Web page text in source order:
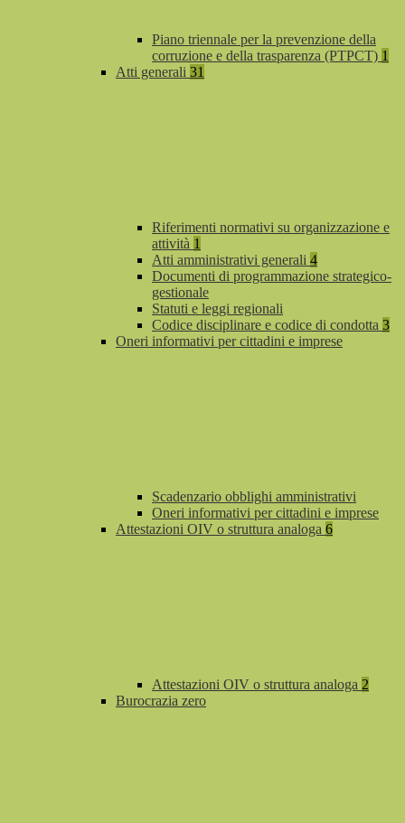
Piano triennale per la prevenzione della
corruzione e della trasparenza (PTPCT) 1
Atti generali 31
Riferimenti normativi su organizzazione e
attività 1
Atti amministrativi generali 4
Documenti di programmazione strategico-
gestionale
Statuti e leggi regionali
Codice disciplinare e codice di condotta 3
Oneri informativi per cittadini e imprese
Scadenzario obblighi amministrativi
Oneri informativi per cittadini e imprese
Attestazioni OIV o struttura analoga 6
Attestazioni OIV o struttura analoga 2
Burocrazia zero